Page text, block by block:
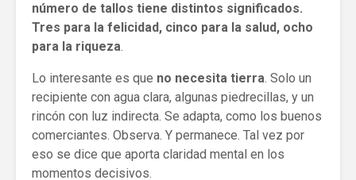
número de tallos tiene distintos significados.
Tres para la felicidad, cinco para la salud, ocho
para la riqueza.
Lo interesante es que no necesita tierra. Solo un
recipiente con agua clara, algunas piedrecillas, y un
rincón con luz indirecta. Se adapta, como los buenos
comerciantes. Observa. Y permanece. Tal vez por
eso se dice que aporta claridad mental en los
momentos decisivos.